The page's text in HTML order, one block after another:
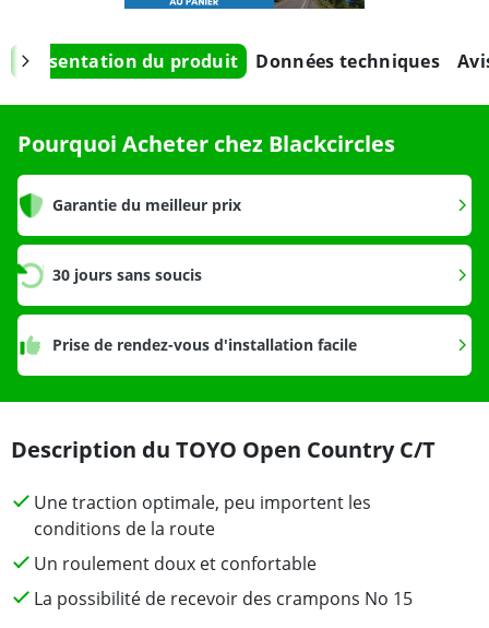
Présentation du produit Données techniques
Pourquoi Acheter chez Blackcircles
Garantie du meilleur prix
30 jours sans soucis
Prise de rendez-vous d'installation facile
Description du TOYO Open Country C/T
Une traction optimale, peu importent les
conditions de la route
Un roulement doux et confortable
La possibilité de recevoir des crampons No 15